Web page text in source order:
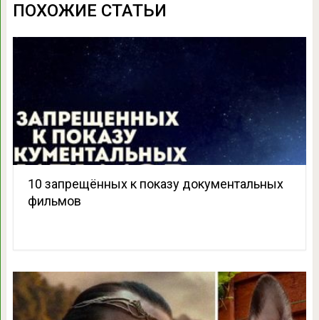
ПОХОЖИЕ СТАТЬИ
10 запрещённых к показу документальных
фильмов